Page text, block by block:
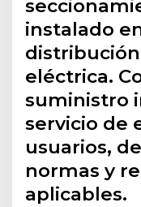
instalado
eléctrica.
suministro
servicio de
usuarios,
normas y
aplicables.